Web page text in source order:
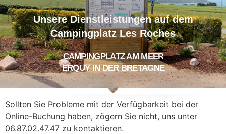
Unsere Dienstleistungen auf dem
Campingplatz Les Roches
CAMPINGPLATZ AM MEER
ERQUY IN DER BRETAGNE
Sollten Sie Probleme mit der Verfügbarkeit bei der
Online-Buchung haben, zögern Sie nicht, uns unter
06.87.02.47.47 zu kontaktieren.